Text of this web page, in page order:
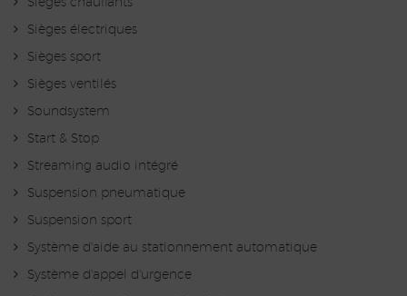
Sièges chauffants
Sièges électriques
Sièges sport
Sièges ventilés
Soundsystem
Start & Stop
Streaming audio intégré
Suspension pneumatique
Suspension sport
Système d'aide au stationnement automatique
Système d'appel d'urgence